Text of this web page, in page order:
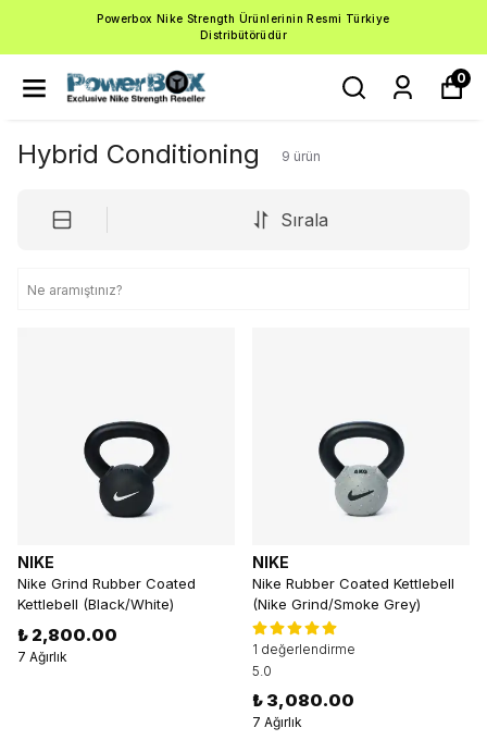
Powerbox Nike Strength Ürünlerinin Resmi Türkiye
Distribütörüdür
0
Hybrid Conditioning 9 ürün
Sırala
NIKE
Nike Grind Rubber Coated
Kettlebell (Black/White)
₺ 2,800.00
7 Ağırlık
NIKE
Nike Rubber Coated Kettlebell
(Nike Grind/Smoke Grey)
1 değerlendirme
5.0
₺ 3,080.00
7 Ağırlık